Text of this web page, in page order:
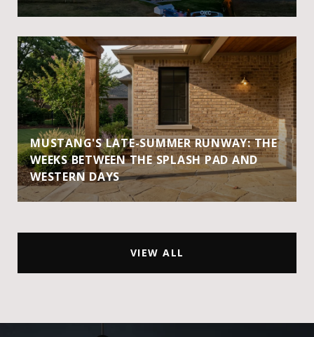
MUSTANG'S LATE-SUMMER RUNWAY: THE
WEEKS BETWEEN THE SPLASH PAD AND
WESTERN DAYS
VIEW ALL